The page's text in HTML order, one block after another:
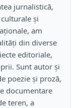
jurnalistică,
și
am
din diverse
editoriale,
Sunt autor și
poezie și proză,
documentare
teren, a